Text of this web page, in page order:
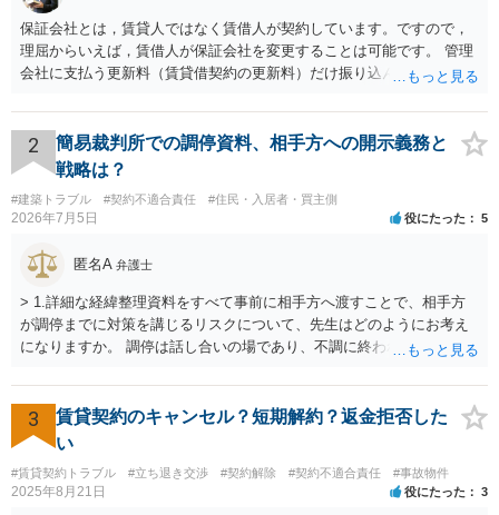
保証会社とは，賃貸人ではなく賃借人が契約しています。ですので，
理屈からいえば，賃借人が保証会社を変更することは可能です。 管理
会社に支払う更新料（賃貸借契約の更新料）だけ振り込んで，保証会
ば，その保証会社との契約は更新されません。 ただ，賃貸人との賃貸
借契約書上で，賃貸借契約期間中，保証会社との保証契約をする義務
が規定されている場合があり，「賃貸人指定の」保証会社との契約が
義務付けられている場合もあり得ます。この場合には，賃貸人指定以
外の保証会社とは契約できないことになります。そのような縛りがな
ければ，別の保証会社との契約に変更できる可能性もあります。 まず
は賃貸借契約書の規定を確認する必要があります。
2
簡易裁判所での調停資料、相手方への開示義務と
戦略は？
#建築トラブル #契約不適合責任 #住民・入居者・買主側
2026年7月5日 役にたった 5
匿名A 弁護士
> 1.詳細な経緯整理資料をすべて事前に相手方へ渡すことで、相手方
が調停までに対策を講じるリスクについて、先生はどのようにお考え
になりますか。 調停は話し合いの場であり、不調に終われば訴訟で解
いう姑息な手段は使えませんし、公平かつ納得のできる解決というの
は、当事者と裁判所が同じ主張と証拠関係を踏まえた上で初めて実現
できるものだと考えます。 > 2.また、開示する範囲や内容の見せ方に
弁護士によって考え方が異なるかもしれませんが、資料の一部を相手
に見せないという行動は、その資料（や隠している部分）には提出者
3
賃貸契約のキャンセル？短期解約？返金拒否した
い
#賃貸契約トラブル #立ち退き交渉 #契約解除 #契約不適合責任 #事故物件
2025年8月21日 役にたった 3